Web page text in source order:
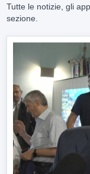
Tutte le notizie, gli
sezione.